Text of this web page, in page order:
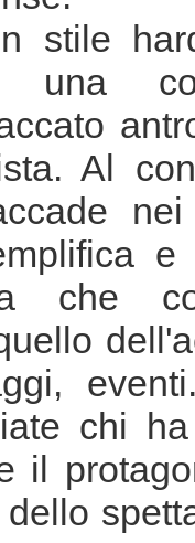
stile
una
Al
che
chi
il